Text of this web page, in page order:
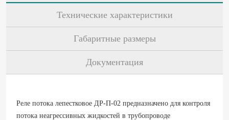
Технические характеристики
Габаритные размеры
Документация
Реле потока лепестковое ДР-П-02 предназначено для контроля
потока неагрессивных жидкостей в трубопроводе